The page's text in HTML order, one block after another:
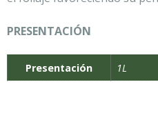
PRESENTACIÓN
Presentación 1L